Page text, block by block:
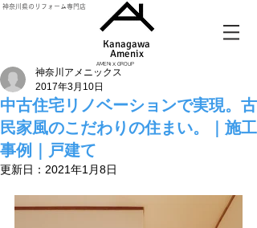
神奈川県のリフォーム専門店
Kanagawa
Amenix​
AMENIX GROUP
中古住宅リノベーションで実現。古
民家風のこだわりの住まい。｜施工
事例｜戸建て
神奈川アメニックス
2017年3月10日
更新日： 2021年1月8日